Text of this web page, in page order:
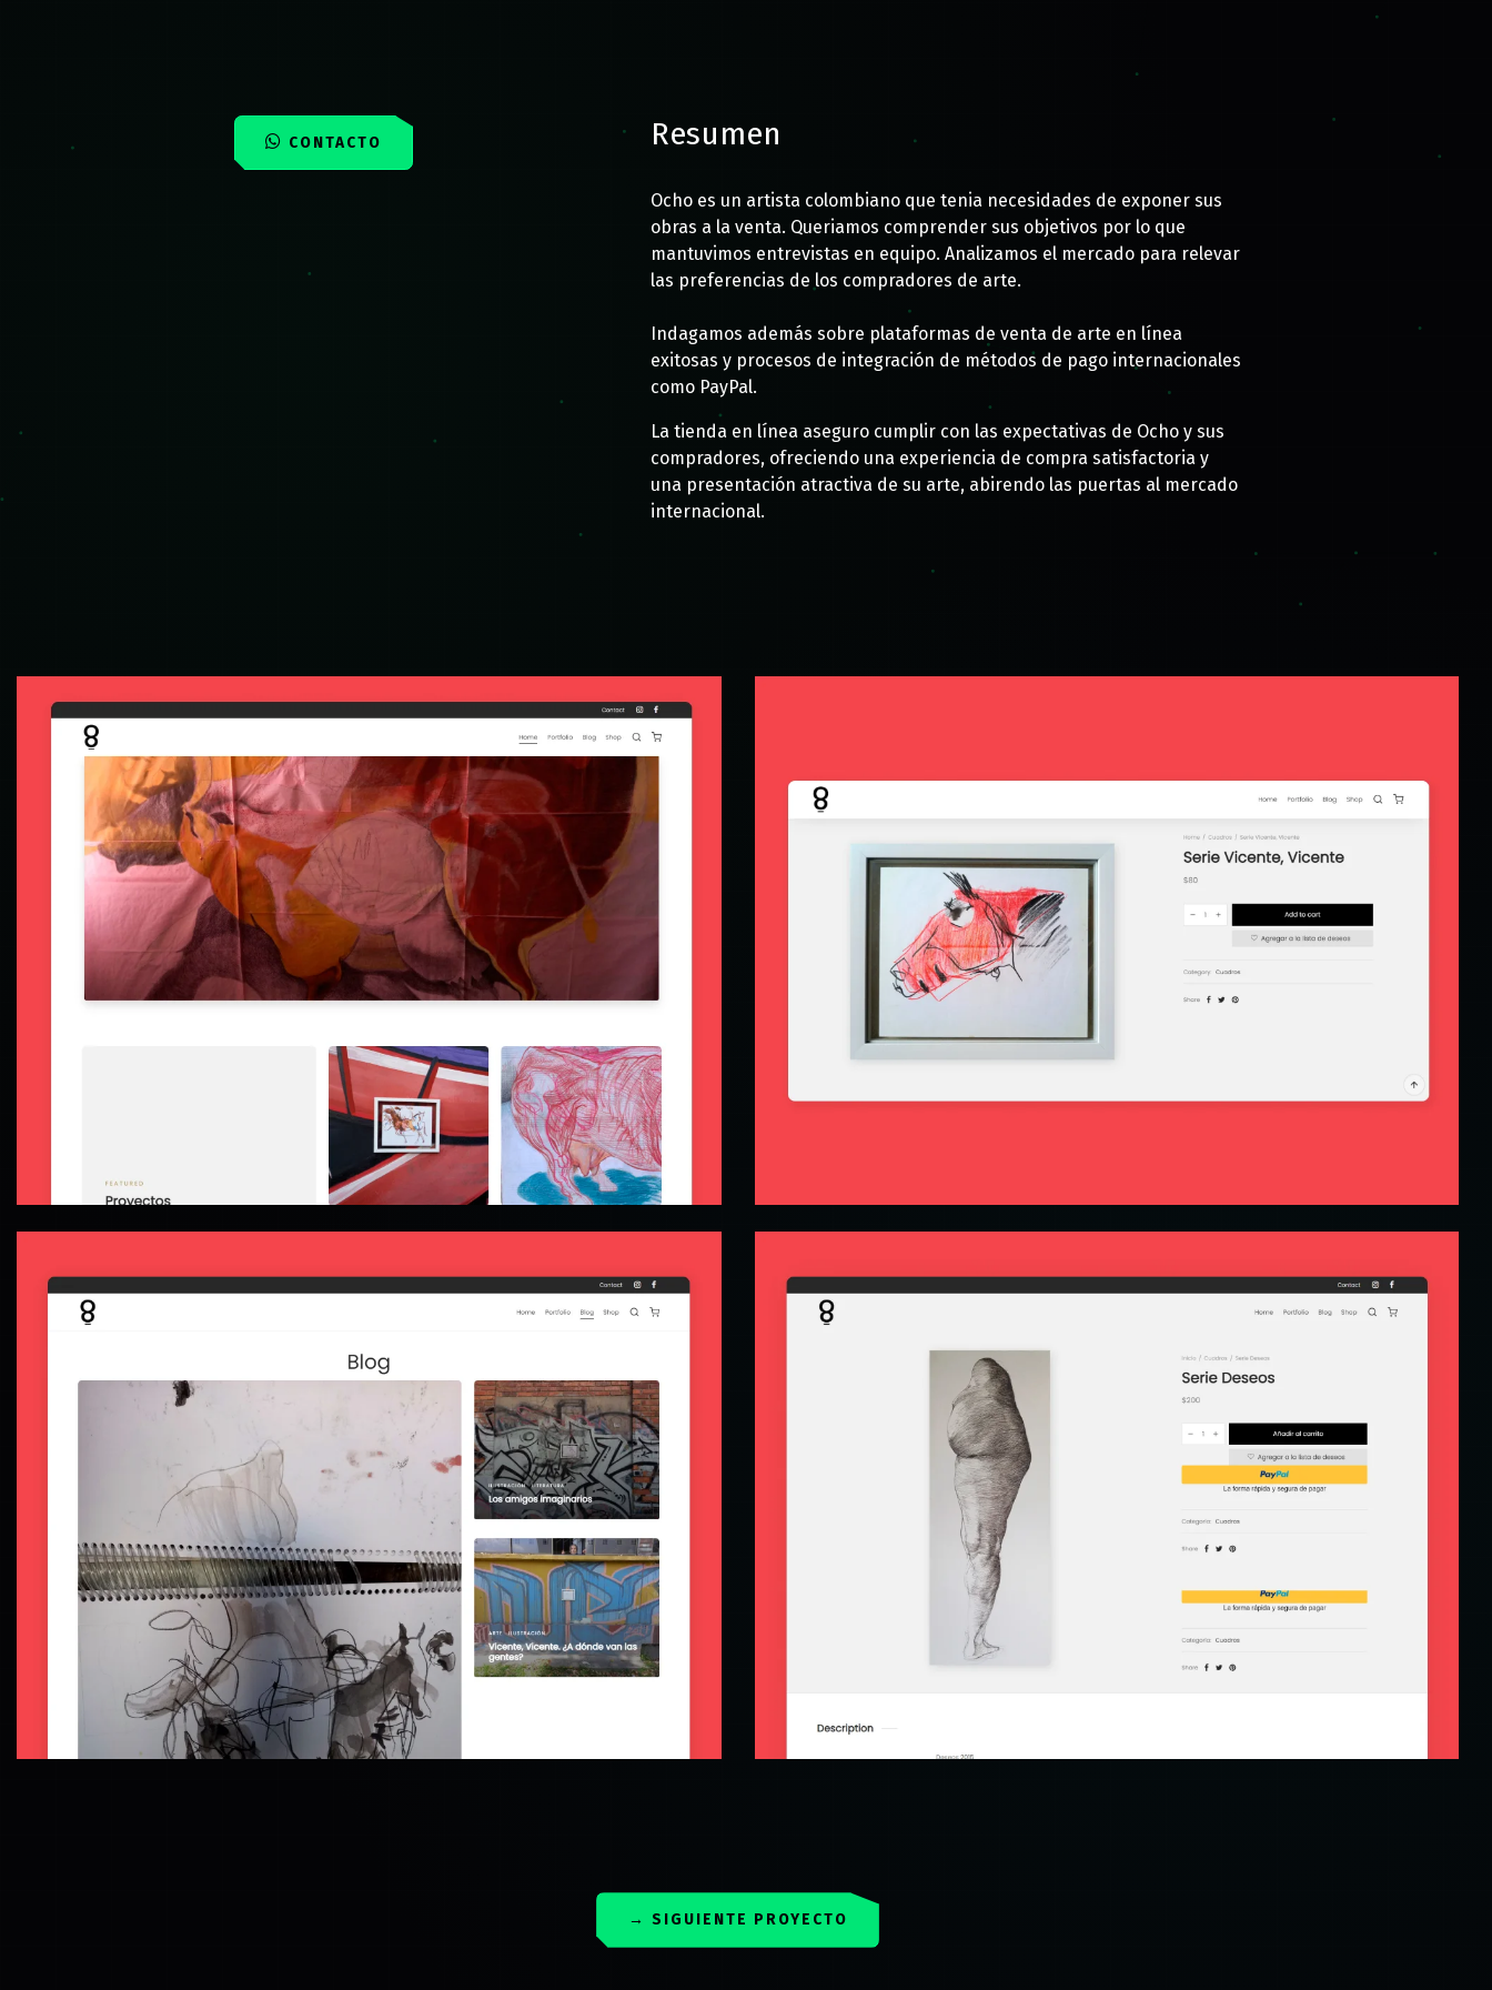
CONTACTO Resumen
Ocho es un artista colombiano que tenia necesidades de exponer sus
obras a la venta. Queriamos comprender sus objetivos por lo que
mantuvimos entrevistas en equipo. Analizamos el mercado para relevar
las preferencias de los compradores de arte.
Indagamos además sobre plataformas de venta de arte en línea
exitosas y procesos de integración de métodos de pago internacionales
como PayPal.
La tienda en línea aseguro cumplir con las expectativas de Ocho y sus
compradores, ofreciendo una experiencia de compra satisfactoria y
una presentación atractiva de su arte, abirendo las puertas al mercado
internacional.
→ SIGUIENTE PROYECTO